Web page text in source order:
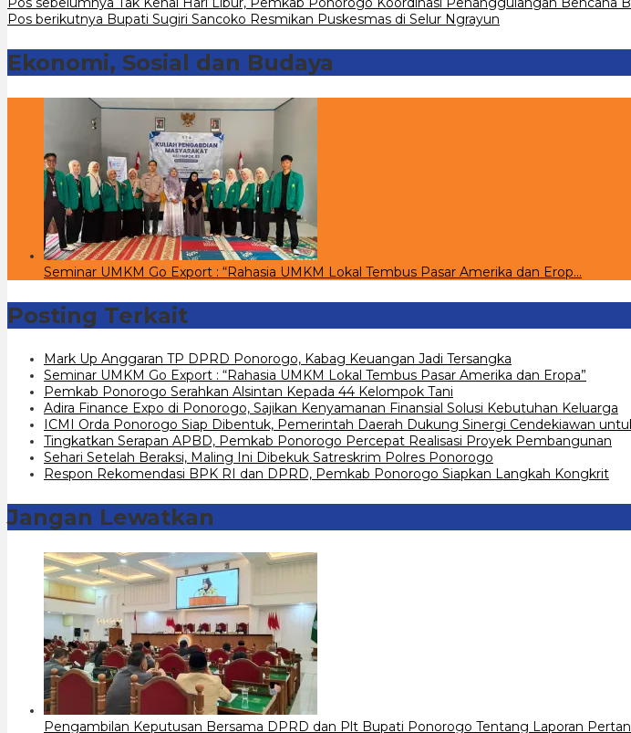
Navigasi
Pos berikutnya Bupati Sugiri Sancoko Resmikan Puskesmas di Selur Ngrayun
Ekonomi, Sosial dan Budaya
Seminar UMKM Go Export : “Rahasia UMKM Lokal Tembus Pasar Amerika dan Erop…
Posting Terkait
Mark Up Anggaran TP DPRD Ponorogo, Kabag Keuangan Jadi Tersangka
Seminar UMKM Go Export : “Rahasia UMKM Lokal Tembus Pasar Amerika dan Eropa”
Pemkab Ponorogo Serahkan Alsintan Kepada 44 Kelompok Tani
Adira Finance Expo di Ponorogo, Sajikan Kenyamanan Finansial Solusi Kebutuhan Keluarga
ICMI Orda Ponorogo Siap Dibentuk, Pemerintah Daerah Dukung Sinergi Cendekiawan
Tingkatkan Serapan APBD, Pemkab Ponorogo Percepat Realisasi Proyek Pembangunan
Sehari Setelah Beraksi, Maling Ini Dibekuk Satreskrim Polres Ponorogo
Respon Rekomendasi BPK RI dan DPRD, Pemkab Ponorogo Siapkan Langkah Kongkrit
Jangan Lewatkan
Pengambilan Keputusan Bersama DPRD dan Plt Bupati Ponorogo Tentang Laporan